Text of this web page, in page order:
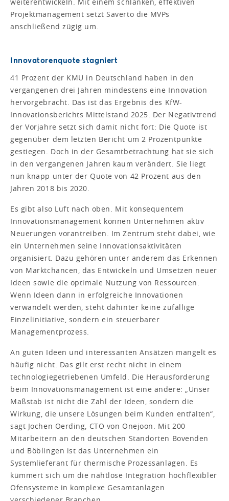
Projektmanagement setzt Saverto die MVPs
anschließend zügig um.
Innovatorenquote stagniert
41 Prozent der KMU in Deutschland haben in den
vergangenen drei Jahren mindestens eine Innovation
hervorgebracht. Das ist das Ergebnis des KfW-
Innovationsberichts Mittelstand 2025. Der Negativtrend
der Vorjahre setzt sich damit nicht fort: Die Quote ist
gegenüber dem letzten Bericht um 2 Prozentpunkte
gestiegen. Doch in der Gesamtbetrachtung hat sie sich
in den vergangenen Jahren kaum verändert. Sie liegt
nun knapp unter der Quote von 42 Prozent aus den
Jahren 2018 bis 2020.
Es gibt also Luft nach oben. Mit konsequentem
Innovationsmanagement können Unternehmen aktiv
Neuerungen vorantreiben. Im Zentrum steht dabei, wie
ein Unternehmen seine Innovationsaktivitäten
organisiert. Dazu gehören unter anderem das Erkennen
von Marktchancen, das Entwickeln und Umsetzen neuer
Ideen sowie die optimale Nutzung von Ressourcen.
Wenn Ideen dann in erfolgreiche Innovationen
verwandelt werden, steht dahinter keine zufällige
Einzelinitiative, sondern ein steuerbarer
Managementprozess.
An guten Ideen und interessanten Ansätzen mangelt es
häufig nicht. Das gilt erst recht nicht in einem
technologiegetriebenen Umfeld. Die Herausforderung
beim Innovationsmanagement ist eine andere: „Unser
Maßstab ist nicht die Zahl der Ideen, sondern die
Wirkung, die unsere Lösungen beim Kunden entfalten“,
sagt Jochen Oerding, CTO von Onejoon. Mit 200
Mitarbeitern an den deutschen Standorten Bovenden
und Böblingen ist das Unternehmen ein
Systemlieferant für thermische Prozessanlagen. Es
kümmert sich um die nahtlose Integration hochflexibler
Ofensysteme in komplexe Gesamtanlagen